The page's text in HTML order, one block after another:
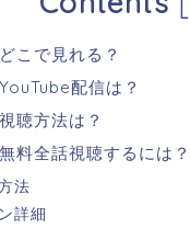
こで見れる？
配信は？
聴方法は？
料全話視聴するには？
法
詳細